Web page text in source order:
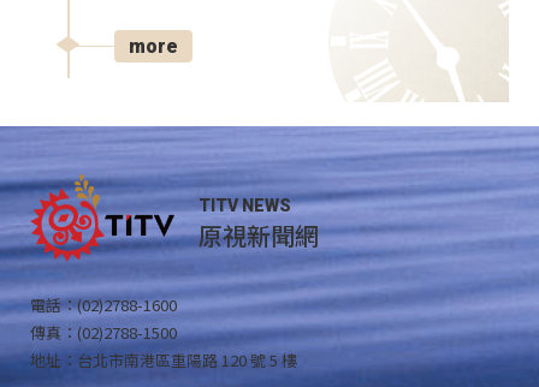
more
TITV NEWS
原視新聞網
電話：(02)2788-1600
傳真：(02)2788-1500
地址：台北市南港區重陽路 120 號 5 樓